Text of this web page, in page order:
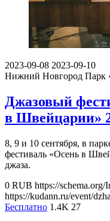
2023-09-08 2023-09-10
Нижний Новгород Парк
Джазовый
в Швейцарии»
8, 9 и 10 сентября, в
фестиваль «Осень в
джаза.
0 RUB https://schema.org/
https://kudann.ru/event/
Бесплатно 1.4K 27